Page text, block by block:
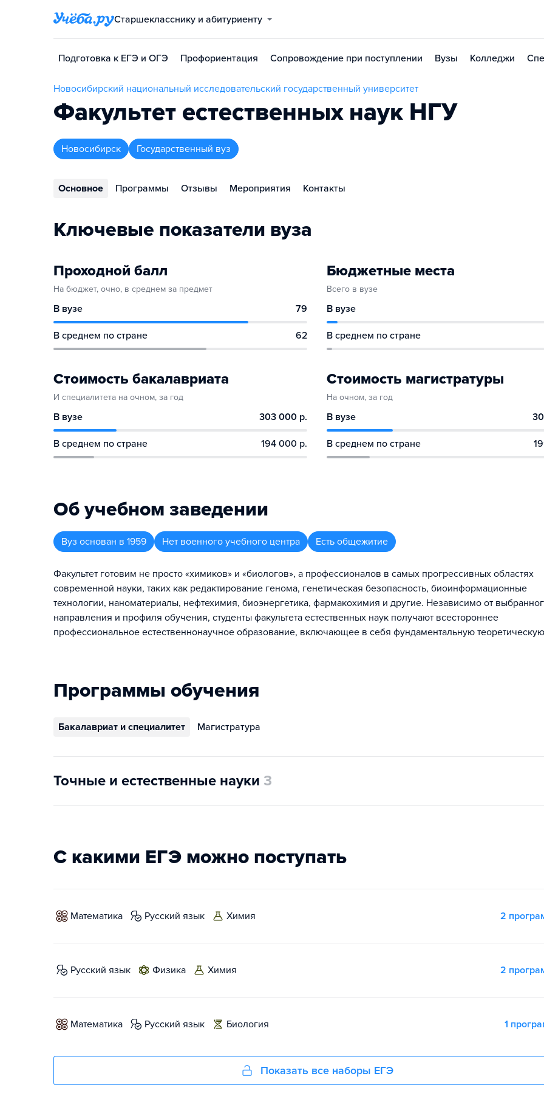
Старшекласснику и абитуриенту
Подготовка к ЕГЭ и ОГЭ Профориентация Сопровождение при поступлении Вузы Колледжи
Новосибирский национальный исследовательский государственный университет
Факультет естественных наук НГУ
Новосибирск Государственный вуз
Основное Программы Отзывы Мероприятия Контакты
Ключевые показатели вуза
Проходной балл
На бюджет, очно, в среднем за предмет
В вузе 79
В среднем по стране 62
Бюджетные места
Всего в вузе
В вузе
В среднем по стране
Стоимость бакалавриата
И специалитета на очном, за год
В вузе 303 000 р.
В среднем по стране 194 000 р.
Стоимость магистратуры
На очном, за год
В вузе
В среднем по стране
Об учебном заведении
Вуз основан в 1959 Нет военного учебного центра Есть общежитие
Факультет готовим не просто «химиков» и «биологов», а профессионалов в самых прогрессивных областях
современной науки, таких как редактирование генома, генетическая безопасность, биоинформационные
технологии, наноматериалы, нефтехимия, биоэнергетика, фармакохимия и другие. Независимо от
направления и профиля обучения, студенты факультета естественных наук получают всестороннее
профессиональное естественнонаучное образование, включающее в себя фундаментальную
Программы обучения
Бакалавриат и специалитет Магистратура
Точные и естественные науки 3
С какими ЕГЭ можно поступать
математика русский язык химия 2
русский язык физика химия 2
математика русский язык биология 1
Показать все наборы ЕГЭ